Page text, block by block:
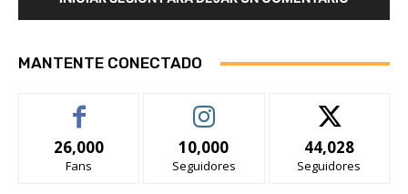
MANTENTE CONECTADO
26,000
Fans
10,000
Seguidores
44,028
Seguidores